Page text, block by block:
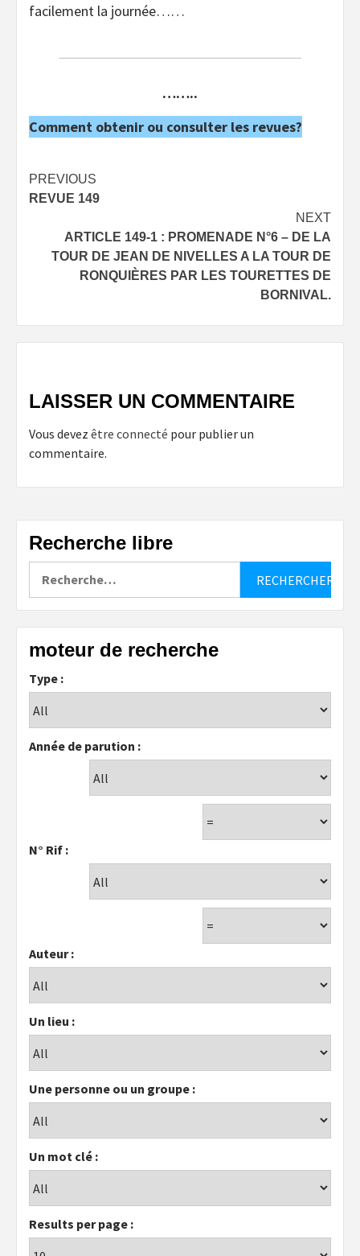
facilement la journée……
……..
Comment obtenir ou consulter les revues?
Post
navigation
PREVIOUS
REVUE 149
NEXT
ARTICLE 149-1 : PROMENADE N°6 – DE LA
TOUR DE JEAN DE NIVELLES A LA TOUR DE
RONQUIÈRES PAR LES TOURETTES DE
BORNIVAL.
LAISSER UN COMMENTAIRE
Vous devez être connecté pour publier un
commentaire.
Recherche libre
moteur de recherche
Type :
Année de parution :
N° Rif :
Auteur :
Un lieu :
Une personne ou un groupe :
Un mot clé :
Results per page :